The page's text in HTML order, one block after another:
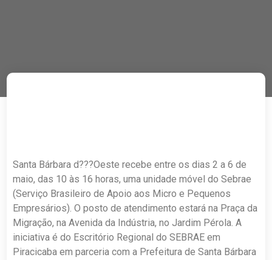
Santa Bárbara d???Oeste recebe entre os dias 2 a 6 de
maio, das 10 às 16 horas, uma unidade móvel do Sebrae
(Serviço Brasileiro de Apoio aos Micro e Pequenos
Empresários). O posto de atendimento estará na Praça da
Migração, na Avenida da Indústria, no Jardim Pérola. A
iniciativa é do Escritório Regional do SEBRAE em
Piracicaba em parceria com a Prefeitura de Santa Bárbara